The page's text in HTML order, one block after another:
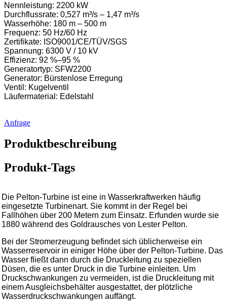
Nennleistung: 2200 kW
Durchflussrate: 0,527 m³/s – 1,47 m³/s
Wasserhöhe: 180 m – 500 m
Frequenz: 50 Hz/60 Hz
Zertifikate: ISO9001/CE/TÜV/SGS
Spannung: 6300 V / 10 kV
Effizienz: 92 %–95 %
Generatortyp: SFW2200
Generator: Bürstenlose Erregung
Ventil: Kugelventil
Läufermaterial: Edelstahl
Anfrage
Produktbeschreibung
Produkt-Tags
Die Pelton-Turbine ist eine in Wasserkraftwerken häufig
eingesetzte Turbinenart. Sie kommt in der Regel bei
Fallhöhen über 200 Metern zum Einsatz. Erfunden wurde sie
1880 während des Goldrausches von Lester Pelton.
Bei der Stromerzeugung befindet sich üblicherweise ein
Wasserreservoir in einiger Höhe über der Pelton-Turbine. Das
Wasser fließt dann durch die Druckleitung zu speziellen
Düsen, die es unter Druck in die Turbine einleiten. Um
Druckschwankungen zu vermeiden, ist die Druckleitung mit
einem Ausgleichsbehälter ausgestattet, der plötzliche
Wasserdruckschwankungen auffängt.